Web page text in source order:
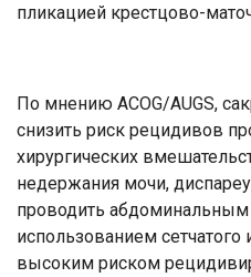
пликацией крестцово-
По мнению ACOG/AUGS,
снизить риск рецидивов
хирургических
недержания мочи,
проводить абдоминальным
использованием сетчатого
высоким риском